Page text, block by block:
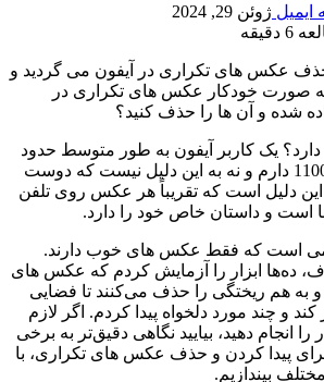
ایمیل ژوئن 29, 2024
حذف عکس های تکراری در آیفون می گردید و
به صورت خودکار عکس های تکراری در
شده و آن ها را حذف کنید؟
یک کاربر آیفون به طور متوسط ​​حدود
2400 عکس دارد. من 1100 دارم و نه به این دلیل نیست که دوست
دلیل است که تقریباً هر عکس روی تلفن
است و داستان خاص خود را دارد.
است که فقط عکس های خوب دارند.
ده‌ها ابزار را آزمایش کردم که عکس های
و به هم ریختگی را حذف می‌کنند تا فضایی
و چند مورد دلخواه پیدا کردم. اگر لازم
انجام دهید، بیایید نگاهی دقیق‌تر به برخی
برای پیدا کردن و حذف عکس های تکراری، با
بیندازیم.